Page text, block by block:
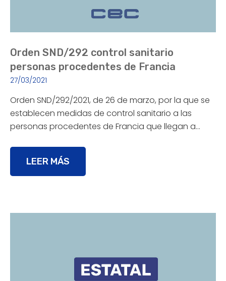
Orden SND/292 control sanitario
personas procedentes de Francia
27/03/2021
Orden SND/292/2021, de 26 de marzo, por la que se
establecen medidas de control sanitario a las
personas procedentes de Francia que llegan a…
LEER MÁS